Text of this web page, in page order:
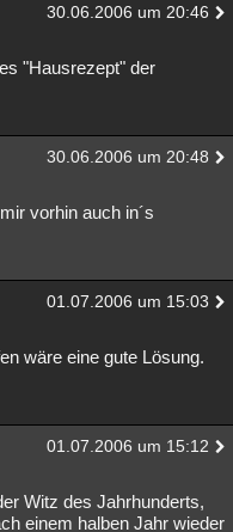
30.06.2006 um 20:46
"Hausrezept" der
30.06.2006 um 20:48
vorhin auch in´s
01.07.2006 um 15:03
wäre eine gute Lösung.
01.07.2006 um 15:12
Witz des Jahrhunderts,
einem halben Jahr wieder